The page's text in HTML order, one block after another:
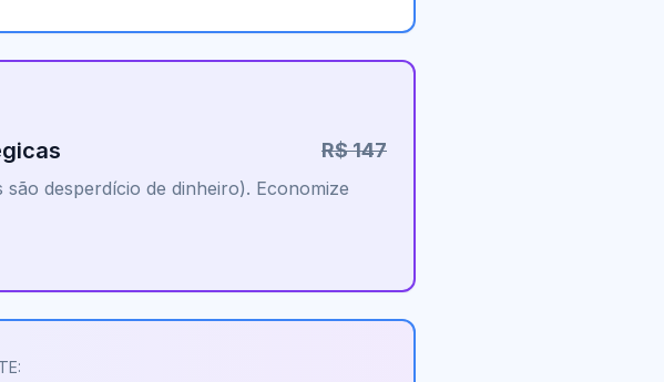
R$ 147
desperdício de dinheiro). Economize